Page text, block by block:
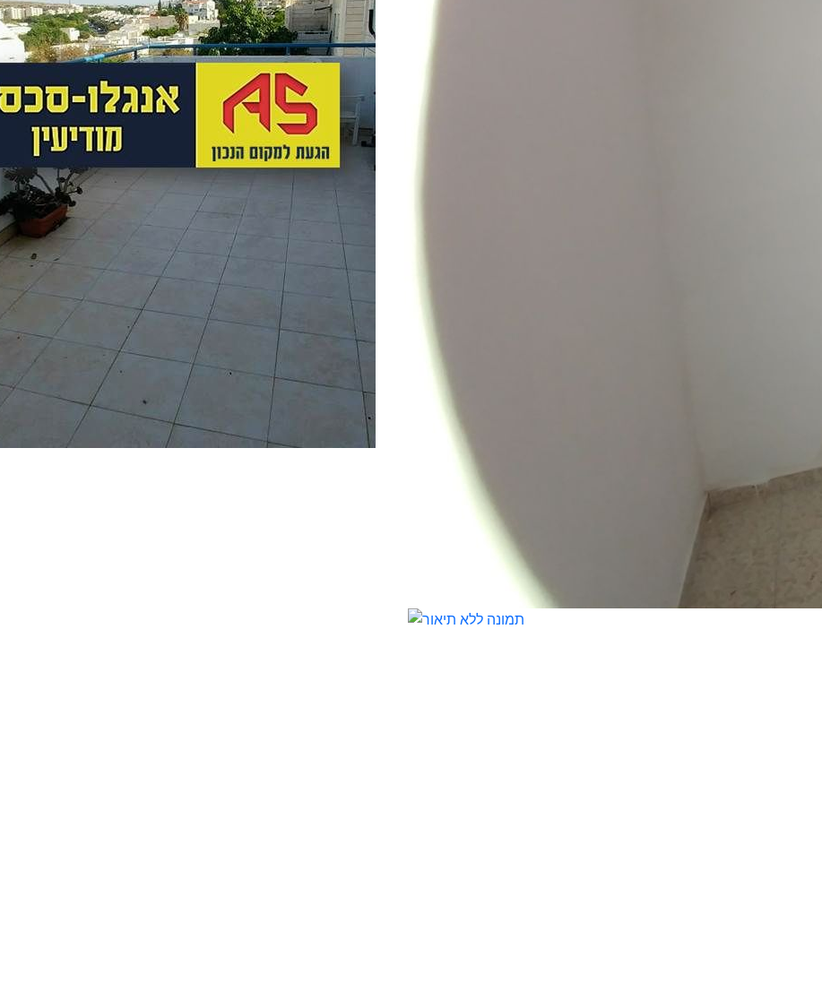
073-7022092
השאירו פרטים חייג עכשיו